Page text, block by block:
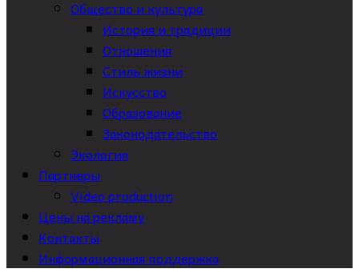
Общество и культура
История и традиции
Отношения
Стиль жизни
Искусство
Образование
Законодательство
Экология
Партнеры
Video production
Цены на рекламу
Контакты
Информационная поддержка